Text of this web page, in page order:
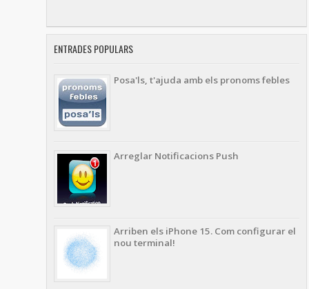
ENTRADES POPULARS
Posa'ls, t'ajuda amb els pronoms febles
Arreglar Notificacions Push
Arriben els iPhone 15. Com configurar el
nou terminal!